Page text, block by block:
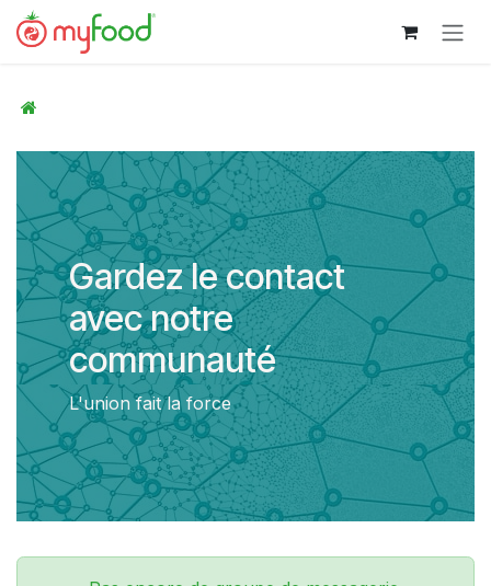
Se rendre au contenu
Gardez le contact
avec notre
communauté
L'union fait la force